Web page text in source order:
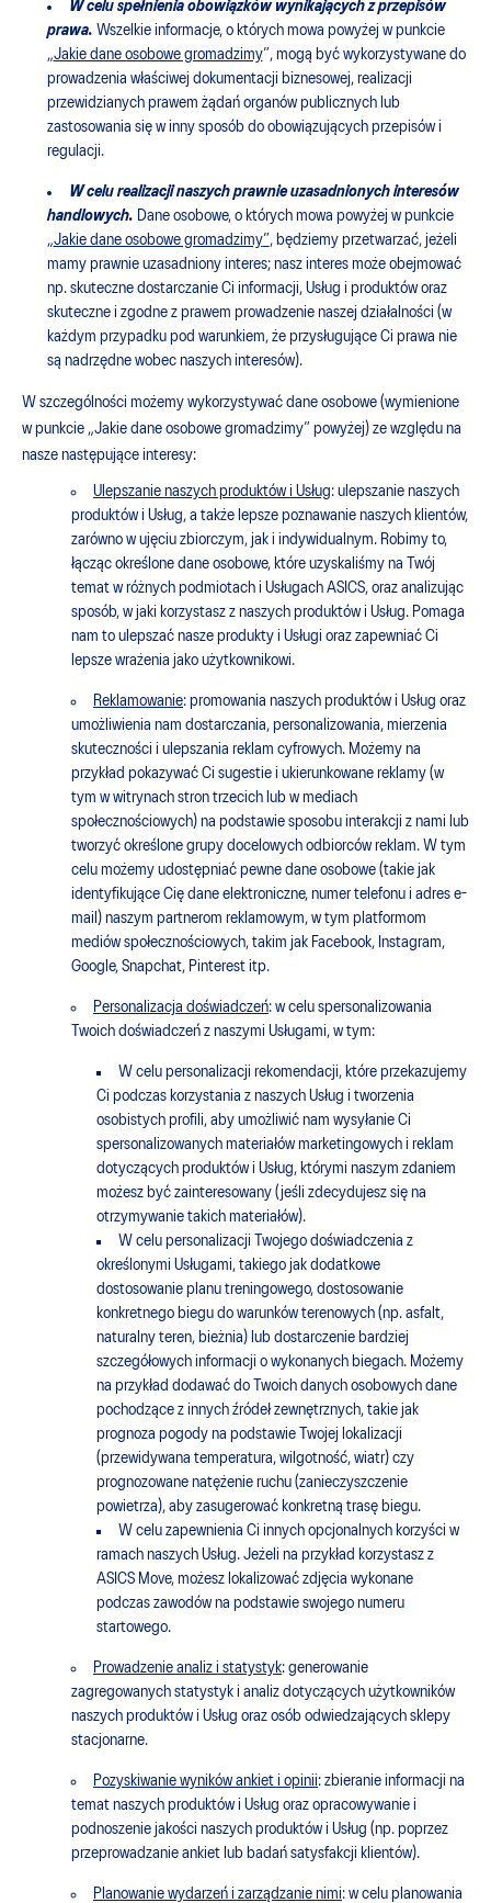
W celu spełnienia obowiązków wynikających z przepisów
prawa. Wszelkie informacje, o których mowa powyżej w punkcie
„Jakie dane osobowe gromadzimy”, mogą być wykorzystywane do
prowadzenia właściwej dokumentacji biznesowej, realizacji
przewidzianych prawem żądań organów publicznych lub
zastosowania się w inny sposób do obowiązujących przepisów i
regulacji.
W celu realizacji naszych prawnie uzasadnionych interesów
handlowych. Dane osobowe, o których mowa powyżej w punkcie
„Jakie dane osobowe gromadzimy”, będziemy przetwarzać, jeżeli
mamy prawnie uzasadniony interes; nasz interes może obejmować
np. skuteczne dostarczanie Ci informacji, Usług i produktów oraz
skuteczne i zgodne z prawem prowadzenie naszej działalności (w
każdym przypadku pod warunkiem, że przysługujące Ci prawa nie
są nadrzędne wobec naszych interesów).
W szczególności możemy wykorzystywać dane osobowe (wymienione
w punkcie „Jakie dane osobowe gromadzimy” powyżej) ze względu na
nasze następujące interesy:
Ulepszanie naszych produktów i Usług: ulepszanie naszych
produktów i Usług, a także lepsze poznawanie naszych klientów,
zarówno w ujęciu zbiorczym, jak i indywidualnym. Robimy to,
łącząc określone dane osobowe, które uzyskaliśmy na Twój
temat w różnych podmiotach i Usługach ASICS, oraz analizując
sposób, w jaki korzystasz z naszych produktów i Usług. Pomaga
nam to ulepszać nasze produkty i Usługi oraz zapewniać Ci
lepsze wrażenia jako użytkownikowi.
Reklamowanie: promowania naszych produktów i Usług oraz
umożliwienia nam dostarczania, personalizowania, mierzenia
skuteczności i ulepszania reklam cyfrowych. Możemy na
przykład pokazywać Ci sugestie i ukierunkowane reklamy (w
tym w witrynach stron trzecich lub w mediach
społecznościowych) na podstawie sposobu interakcji z nami lub
tworzyć określone grupy docelowych odbiorców reklam. W tym
celu możemy udostępniać pewne dane osobowe (takie jak
identyfikujące Cię dane elektroniczne, numer telefonu i adres e-
mail) naszym partnerom reklamowym, w tym platformom
mediów społecznościowych, takim jak Facebook, Instagram,
Google, Snapchat, Pinterest itp.
Personalizacja doświadczeń: w celu spersonalizowania
Twoich doświadczeń z naszymi Usługami, w tym:
W celu personalizacji rekomendacji, które przekazujemy
Ci podczas korzystania z naszych Usług i tworzenia
osobistych profili, aby umożliwić nam wysyłanie Ci
spersonalizowanych materiałów marketingowych i reklam
dotyczących produktów i Usług, którymi naszym zdaniem
możesz być zainteresowany (jeśli zdecydujesz się na
otrzymywanie takich materiałów).
W celu personalizacji Twojego doświadczenia z
określonymi Usługami, takiego jak dodatkowe
dostosowanie planu treningowego, dostosowanie
konkretnego biegu do warunków terenowych (np. asfalt,
naturalny teren, bieżnia) lub dostarczenie bardziej
szczegółowych informacji o wykonanych biegach. Możemy
na przykład dodawać do Twoich danych osobowych dane
pochodzące z innych źródeł zewnętrznych, takie jak
prognoza pogody na podstawie Twojej lokalizacji
(przewidywana temperatura, wilgotność, wiatr) czy
prognozowane natężenie ruchu (zanieczyszczenie
powietrza), aby zasugerować konkretną trasę biegu.
W celu zapewnienia Ci innych opcjonalnych korzyści w
ramach naszych Usług. Jeżeli na przykład korzystasz z
ASICS Move, możesz lokalizować zdjęcia wykonane
podczas zawodów na podstawie swojego numeru
startowego.
Prowadzenie analiz i statystyk: generowanie
zagregowanych statystyk i analiz dotyczących użytkowników
naszych produktów i Usług oraz osób odwiedzających sklepy
stacjonarne.
Pozyskiwanie wyników ankiet i opinii: zbieranie informacji na
temat naszych produktów i Usług oraz opracowywanie i
podnoszenie jakości naszych produktów i Usług (np. poprzez
przeprowadzanie ankiet lub badań satysfakcji klientów).
Planowanie wydarzeń i zarządzanie nimi: w celu planowania